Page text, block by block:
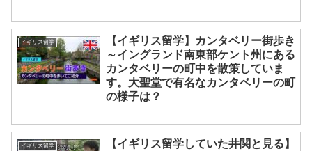
イギリス留学
【イギリス留学】カンタベリー街歩き
～イングランド南東部ケント州にある
カンタベリーの町中を散策していま
す。大聖堂で有名なカンタベリーの町
の様子は？
イギリス留学
【イギリス留学していた井関と見る】